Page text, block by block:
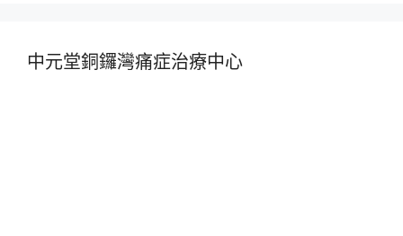
中元堂銅鑼灣痛症治療中心